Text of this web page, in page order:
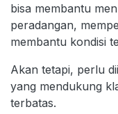
bisa membantu
peradangan,
membantu kondisi
Akan tetapi, perlu
yang mendukung
terbatas.